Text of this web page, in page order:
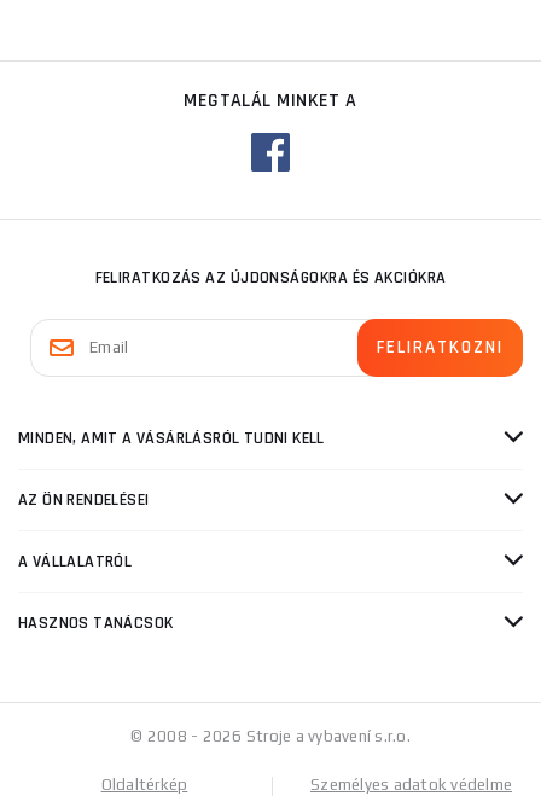
MEGTALÁL MINKET A
FELIRATKOZÁS AZ ÚJDONSÁGOKRA ÉS AKCIÓKRA
MINDEN, AMIT A VÁSÁRLÁSRÓL TUDNI KELL
AZ ÖN RENDELÉSEI
A VÁLLALATRÓL
HASZNOS TANÁCSOK
© 2008 - 2026 Stroje a vybavení s.r.o.
Oldaltérkép Személyes adatok védelme